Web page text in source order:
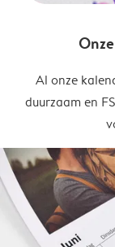
Al onze
duurzaam en